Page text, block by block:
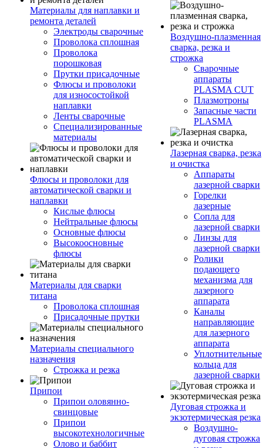
Материалы для наплавки и
ремонта деталей
Электроды сварочные
Проволока сплошная
Проволока
порошковая
Прутки присадочные
Флюсы и проволоки
для износостойкой
наплавки
Ленты сварочные
Специализированные
материалы
Флюсы и проволоки для
автоматической сварки и
наплавки
Кислые флюсы
Нейтральные флюсы
Основные флюсы
Высокоосновные
флюсы
Материалы для сварки
титана
Проволока сплошная
Присадочные прутки
Материалы специального
назначения
Строжка и резка
Припои
Припои оловянно-
свинцовые
Припои
высокотехнологичные
Олово и баббит
Воздушно-плазменная
сварка, резка и
строжка
Сварочные
аппараты
PLASMA CUT
Плазмотроны
Запасные части
PLASMA
Лазерная сварка, резка
и очистка
Аппараты
лазерной сварки
Горелки
лазерные
Сопла для
лазерной сварки
Линзы для
лазерной сварки
Ролики
подающего
механизма для
лазерного
аппарата
Каналы
направляющие
для лазерного
аппарата
Уплотнительные
кольца для
лазерной сварки
Дуговая строжка и
экзотермическая резка
Воздушно-
дуговая строжка